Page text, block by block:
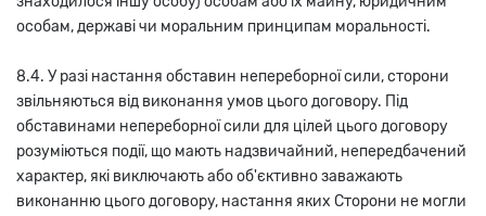
особам, державі чи моральним принципам моральності.
8.4. У разі настання обставин непереборної сили, сторони
звільняються від виконання умов цього договору. Під
обставинами непереборної сили для цілей цього договору
розуміються події, що мають надзвичайний, непередбачений
характер, які виключають або об'єктивно заважають
виконанню цього договору, настання яких Сторони не могли